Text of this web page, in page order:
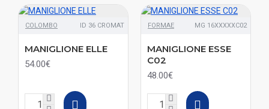
COLOMBO ID 36 CROMAT
MANIGLIONE ELLE
54.00€
FORMAE MG 16XXXXXC02
MANIGLIONE ESSE
C02
48.00€